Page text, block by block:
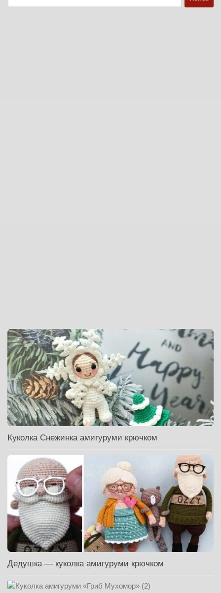
Куколка Снежинка амигуруми крючком
Дедушка — куколка амигуруми крючком